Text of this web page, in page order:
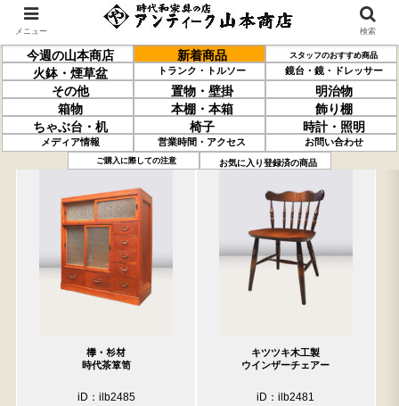
今週の山本商店 新着商品 スタッフのおすすめ商品
火鉢・煙草盆 トランク・トルソー 鏡台・鏡・ドレッサー
その他 置物・壁掛
明治物
箱物
本棚・本箱
飾り棚
ちゃぶ台・机
椅子 時計・照明
メディア情報 営業時間・アクセス お問い合わせ
ご購入に際しての注意 お気に入り登録済の商品
過去の取り扱い商品(5月1日分) 売約済の商品を非表示にする
﨔・杉材
時代茶箪笥
iD：ilb2485
キツツキ木工製
ウインザーチェアー
iD：ilb2481
メニュー 検索